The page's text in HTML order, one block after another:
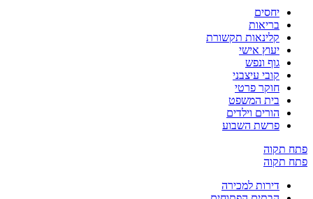
יחסים
בריאות
קלינאות תקשורת
יעוץ אישי
גוף ונפש
קובי עיצבני
חוקר פרטי
בית המשפט
הורים וילדים
פרשת השבוע
תקוה
תקוה
דירות למכירה